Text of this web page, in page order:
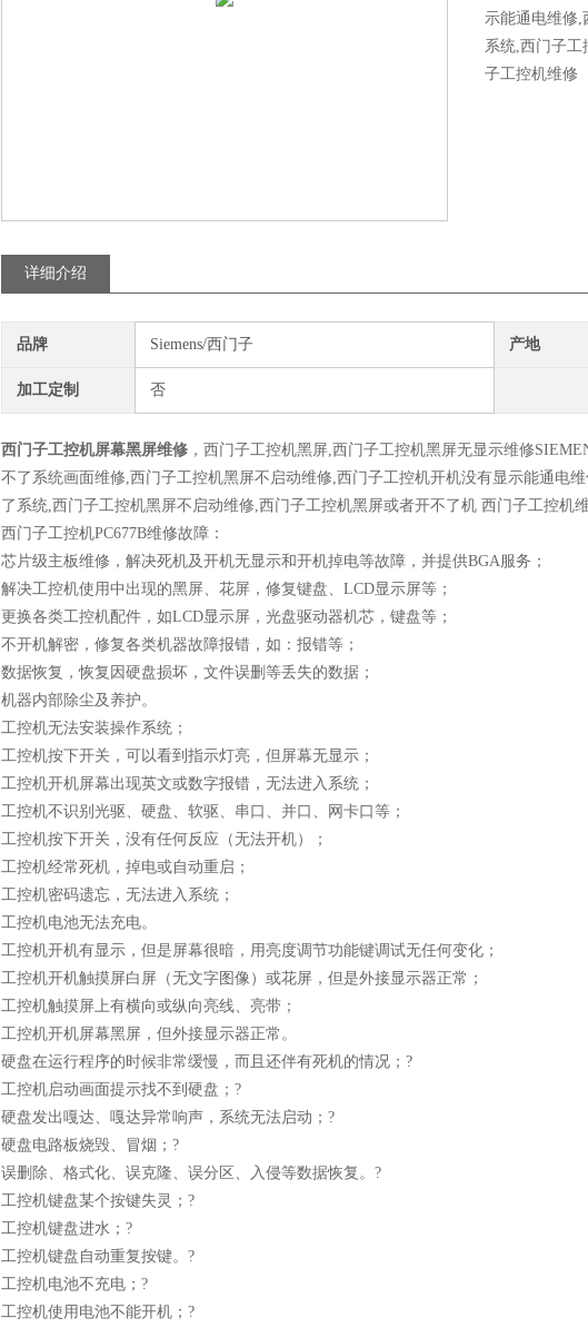
示能通电维修,
系统,西门子工
子工控机维修
详细介绍
品牌 Siemens/西门子 产地
加工定制 否
西门子工控机屏幕黑屏维修 ，西门子工控机黑屏,西门子工控机黑屏无显示维修
不了系统画面维修,西门子工控机黑屏不启动维修,西门子工控机开机没有显示能通电
了系统,西门子工控机黑屏不启动维修,西门子工控机黑屏或者开不了机 西门子工控机
西门子工控机PC677B维修故障：
芯片级主板维修，解决死机及开机无显示和开机掉电等故障，并提供BGA服务；
解决工控机使用中出现的黑屏、花屏，修复键盘、LCD显示屏等；
更换各类工控机配件，如LCD显示屏，光盘驱动器机芯，键盘等；
不开机解密，修复各类机器故障报错，如：报错等；
数据恢复，恢复因硬盘损坏，文件误删等丢失的数据；
机器内部除尘及养护。
工控机无法安装操作系统；
工控机按下开关，可以看到指示灯亮，但屏幕无显示；
工控机开机屏幕出现英文或数字报错，无法进入系统；
工控机不识别光驱、硬盘、软驱、串口、并口、网卡口等；
工控机按下开关，没有任何反应（无法开机）；
工控机经常死机，掉电或自动重启；
工控机密码遗忘，无法进入系统；
工控机电池无法充电。
工控机开机有显示，但是屏幕很暗，用亮度调节功能键调试无任何变化；
工控机开机触摸屏白屏（无文字图像）或花屏，但是外接显示器正常；
工控机触摸屏上有横向或纵向亮线、亮带；
工控机开机屏幕黑屏，但外接显示器正常。
硬盘在运行程序的时候非常缓慢，而且还伴有死机的情况；?
工控机启动画面提示找不到硬盘；?
硬盘发出嘎达、嘎达异常响声，系统无法启动；?
硬盘电路板烧毁、冒烟；?
误删除、格式化、误克隆、误分区、入侵等数据恢复。?
工控机键盘某个按键失灵；?
工控机键盘进水；?
工控机键盘自动重复按键。?
工控机电池不充电；?
工控机使用电池不能开机；?